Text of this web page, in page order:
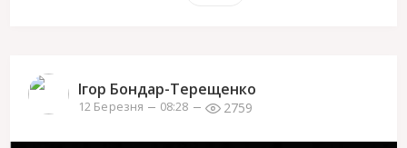
Ігор Бондар-Терещенко
12 Березня 08:28 2759